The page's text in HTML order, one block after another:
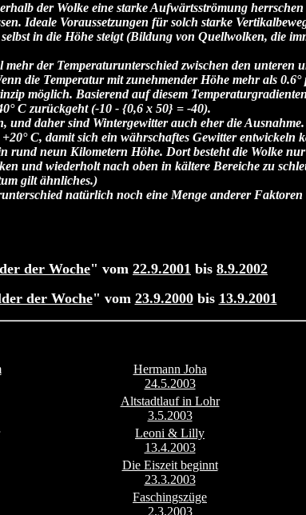
der Wolke eine starke Aufwärtsströmung
Ideale Voraussetzungen für solch starke
in die Höhe steigt (Bildung von Quellwolken, die
der Temperaturunterschied zwischen den
die Temperatur mit zunehmender Höhe mehr als
möglich. Basierend auf diesem
C zurückgeht (-10 - {0,6 x 50} = -40).
und daher sind Wintergewitter auch eher die
C, damit sich ein währschaftes Gewitter entwickeln
rund neun Kilometern Höhe. Dort besteht die Wolke
und wiederholt nach oben in kältere Bereiche zu
gilt ähnliches.)
natürlich noch eine Menge anderer
der Woche" vom 22.9.2001 bis 8.9.2002
der Woche" vom 23.9.2000bis 13.9.2001
Hermann Joha
24.5.2003
Altstadtlauf in Lohr
3.5.2003
Leoni & Lilly
13.4.2003
Die Eiszeit beginnt
23.3.2003
Faschingszüge
2.3.2003